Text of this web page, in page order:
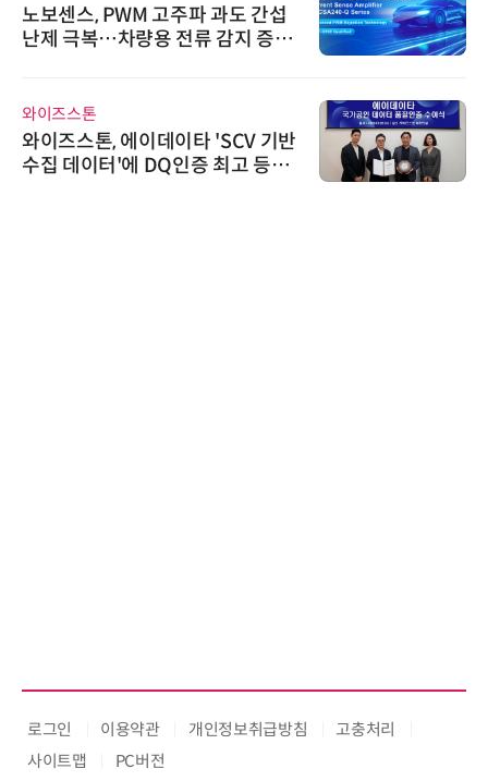
노보센스, PWM 고주파 과도 간섭
난제 극복…차량용 전류 감지 증폭
와이즈스톤
와이즈스톤, 에이데이타 'SCV 기반
수집 데이터'에 DQ인증 최고 등급
로그인 이용약관 개인정보취급방침
고충처리
사이트맵
PC버전